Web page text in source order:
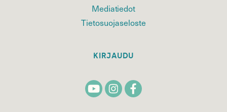
Mediatiedot
Tietosuojaseloste
KIRJAUDU